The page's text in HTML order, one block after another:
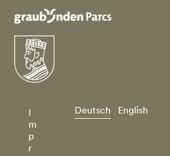
I
m
p
r
Deutsch English